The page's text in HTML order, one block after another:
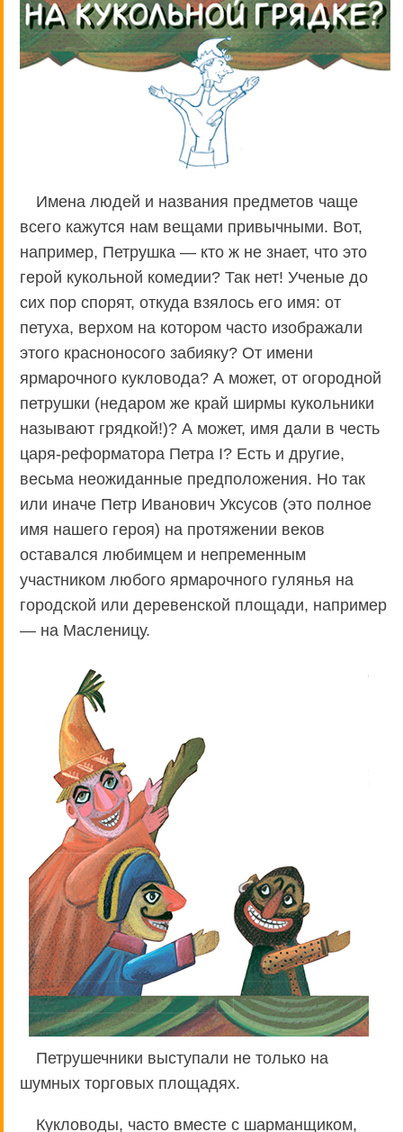
Имена людей и названия предметов чаще
всего кажутся нам вещами привычными. Вот,
например, Петрушка — кто ж не знает, что это
герой кукольной комедии? Так нет! Ученые до
сих пор спорят, откуда взялось его имя: от
петуха, верхом на котором часто изображали
этого красноносого забияку? От имени
ярмарочного кукловода? А может, от огородной
петрушки (недаром же край ширмы кукольники
называют грядкой!)? А может, имя дали в честь
царя-реформатора Петра I? Есть и другие,
весьма неожиданные предположения. Но так
или иначе Петр Иванович Уксусов (это полное
имя нашего героя) на протяжении веков
оставался любимцем и непременным
участником любого ярмарочного гулянья на
городской или деревенской площади, например
— на Масленицу.
Петрушечники выступали не только на
шумных торговых площадях.
Кукловоды, часто вместе с шарманщиком,